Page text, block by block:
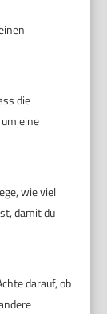
die
eine
wie viel
damit du
darauf, ob